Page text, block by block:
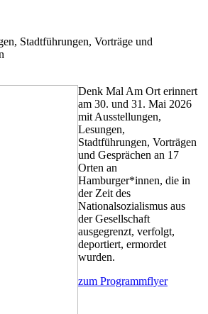
Stadtführungen, Vorträge und
Denk Mal Am Ort erinnert
am 30. und 31. Mai 2026
mit Ausstellungen,
Lesungen,
Stadtführungen, Vorträgen
und Gesprächen an 17
Orten an
Hamburger*innen, die in
der Zeit des
Nationalsozialismus aus
der Gesellschaft
ausgegrenzt, verfolgt,
deportiert, ermordet
wurden.
zum Programmflyer